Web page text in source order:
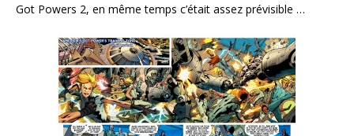
Got Powers 2, en même temps c’était assez prévisible …